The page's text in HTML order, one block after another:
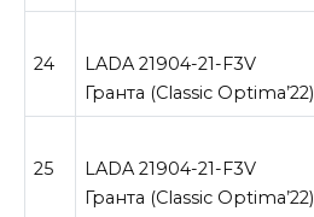
24
LADA 21904-21-F3V
Гранта (Classic Optima’22)
25
LADA 21904-21-F3V
Гранта (Classic Optima’22)